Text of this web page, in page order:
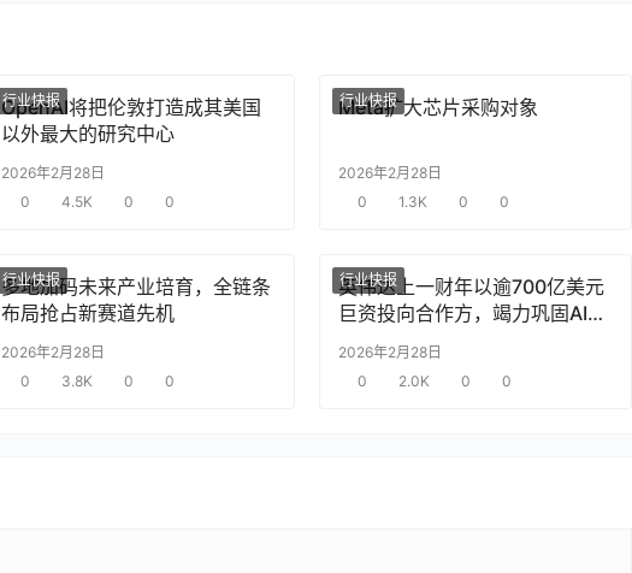
行业快报
OpenAI将把伦敦打造成其美国
以外最大的研究中心
2026年2月28日
0
4.5K 0 0
行业快报
Meta扩大芯片采购对象
2026年2月28日
0
1.3K 0 0
行业快报
多地加码未来产业培育，全链条
布局抢占新赛道先机
2026年2月28日
0
3.8K 0 0
行业快报
英伟达上一财年以逾700亿美元
巨资投向合作方，竭力巩固AI芯
片需求
2026年2月28日
0
2.0K 0 0